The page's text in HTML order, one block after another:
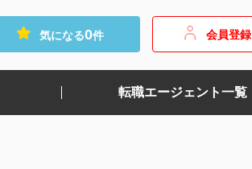
気になる0件 会員登録
転職エージェント一覧